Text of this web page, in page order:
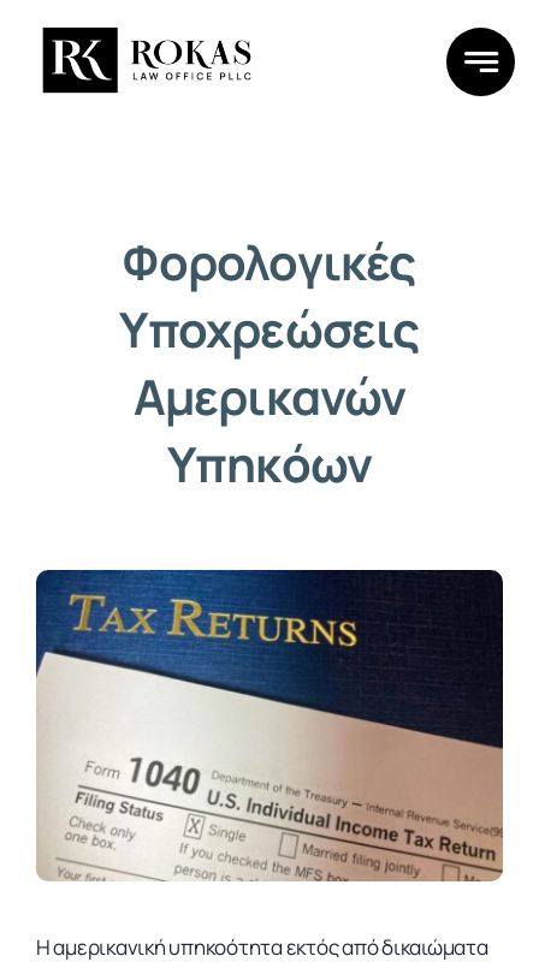
content
Φορολογικές
Υποχρεώσεις
Αμερικανών
Υπηκόων
Η αμερικανική υπηκοότητα εκτός από δικαιώματα